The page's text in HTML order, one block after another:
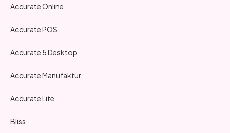
Accurate Online
Accurate POS
Accurate 5 Desktop
Accurate Manufaktur
Accurate Lite
Bliss